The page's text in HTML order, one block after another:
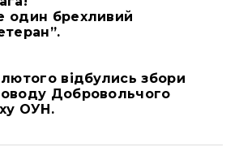
один брехливий
лютого відбулись збори
Добровольчого
ОУН.